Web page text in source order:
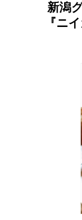
新潟
『ニ